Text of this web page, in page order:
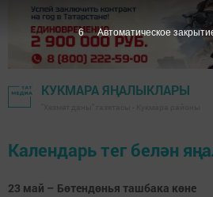
КУКМАРА ЯҢАЛЫКЛАРЫ
Календарь тег белән
23 май – Бөтендөнья ташбака көне
6 Автоматическое